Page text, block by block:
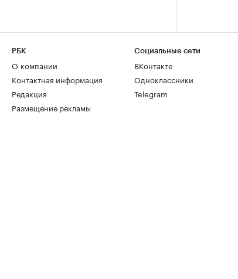
РБК
О компании
Контактная информация
Редакция
Размещение рекламы
Социальные сети
ВКонтакте
Одноклассники
Telegram